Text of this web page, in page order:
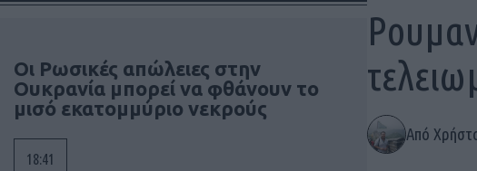
Οι Ρωσικές απώλειες στην
Ουκρανία μπορεί να φθάνουν το
μισό εκατομμύριο νεκρούς
18:41
Από